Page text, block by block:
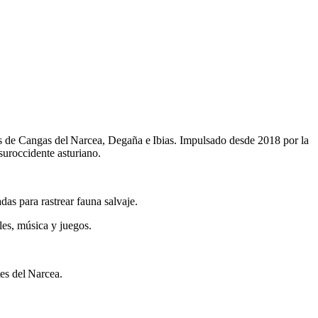
Cangas del Narcea, Degaña e Ibias. Impulsado desde 2018 por la
asturiano.
para rastrear fauna salvaje.
música y juegos.
del Narcea.